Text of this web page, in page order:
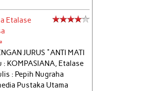
Etalase
JURUS "ANTI MATI
: KOMPASIANA, Etalase
: Pepih Nugraha
Pustaka Utama